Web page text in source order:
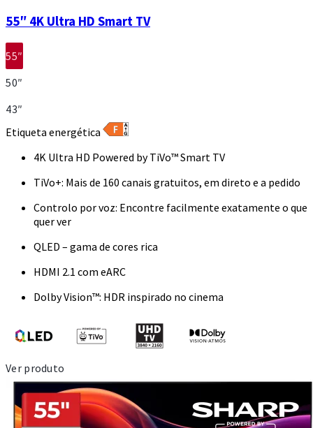
55″ 4K Ultra HD Smart TV
55″
50″
43″
Etiqueta energética
4K Ultra HD Powered by TiVo™ Smart TV
TiVo+: Mais de 160 canais gratuitos, em direto e a pedido
Controlo por voz: Encontre facilmente exatamente o que
quer ver
QLED – gama de cores rica
HDMI 2.1 com eARC
Dolby Vision™: HDR inspirado no cinema
Ver produto